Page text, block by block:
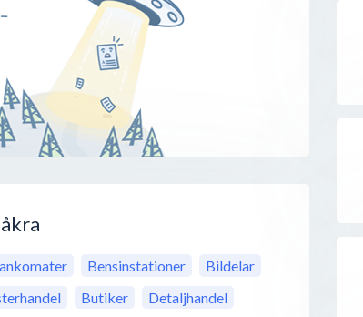
Bensinstationer
Bildelar
Butiker
Detaljhandel